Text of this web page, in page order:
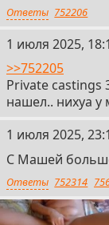
Ответы 752206
81
1 июля 2025,
>>752205
Private castings
нашел.. нихуа у
82
1 июля 2025,
С Машей
Ответы 752314